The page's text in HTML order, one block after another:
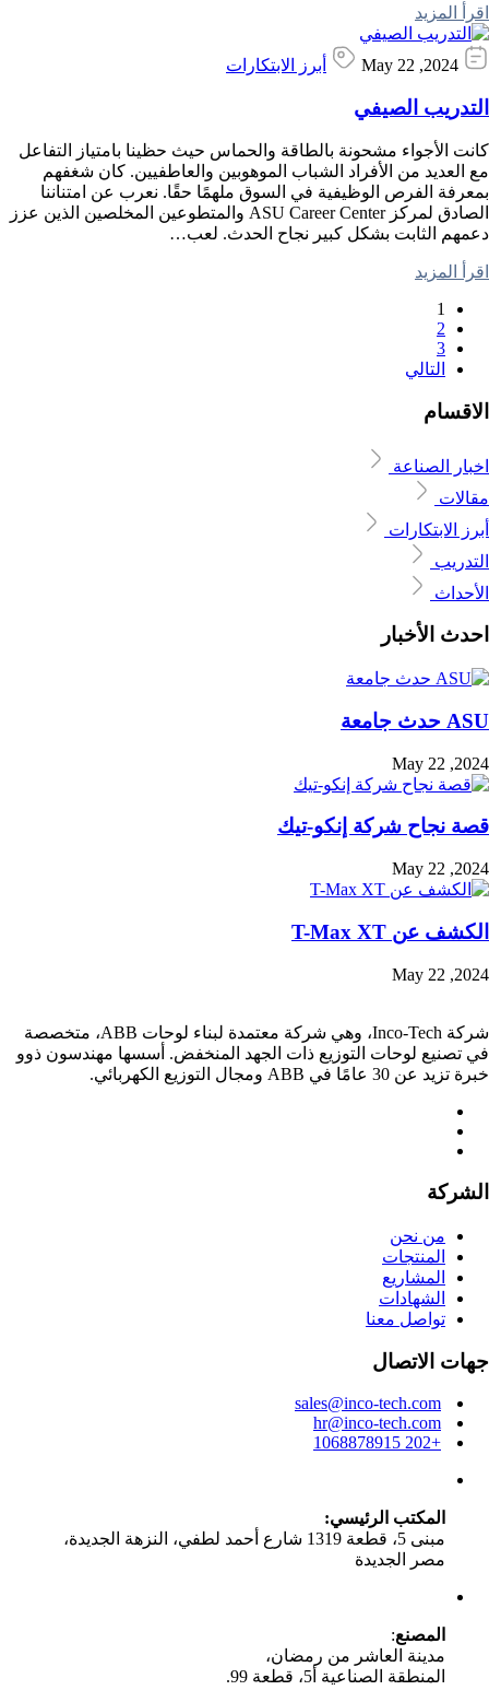
اقرأ المزيد
May 22 ,2024 أبرز الابتكارات
التدريب الصيفي
كانت الأجواء مشحونة بالطاقة والحماس حيث حظينا بامتياز التفاعل
مع العديد من الأفراد الشباب الموهوبين والعاطفيين. كان شغفهم
بمعرفة الفرص الوظيفية في السوق ملهمًا حقًا. نعرب عن امتناننا
الصادق لمركز ASU Career Center والمتطوعين المخلصين الذين عزز
دعمهم الثابت بشكل كبير نجاح الحدث. لعب…
اقرأ المزيد
1
2
3
التالي
الاقسام
اخبار الصناعة
مقالات
أبرز الابتكارات
التدريب
الأحداث
احدث الأخبار
ASU حدث جامعة
May 22 ,2024
قصة نجاح شركة إنكو-تيك
May 22 ,2024
الكشف عن T-Max XT
May 22 ,2024
شركة Inco-Tech، وهي شركة معتمدة لبناء لوحات ABB، متخصصة
في تصنيع لوحات التوزيع ذات الجهد المنخفض. أسسها مهندسون ذوو
خبرة تزيد عن 30 عامًا في ABB ومجال التوزيع الكهربائي.
الشركة
من نحن
المنتجات
المشاريع
الشهادات
تواصل معنا
جهات الاتصال
sales@inco-tech.com
hr@inco-tech.com
+202 1068878915
المكتب الرئيسي:
مبنى 5، قطعة 1319 شارع أحمد لطفي، النزهة الجديدة،
مصر الجديدة
المصنع:
مدينة العاشر من رمضان،
المنطقة الصناعية أ5، قطعة 99.